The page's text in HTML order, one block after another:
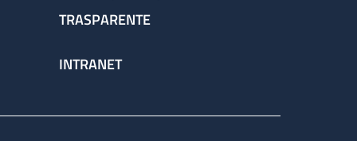
TRASPARENTE
INTRANET